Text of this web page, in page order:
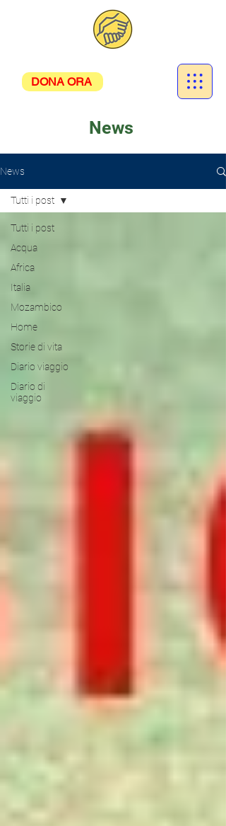
DONA ORA
News
News
Tutti i post
Acqua
Africa
Italia
Mozambico
Home
Storie di vita
Diario viaggio
Diario di
viaggio
Tutti i post